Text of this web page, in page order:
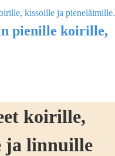
pienille koirille,
koirille,
ja linnuille